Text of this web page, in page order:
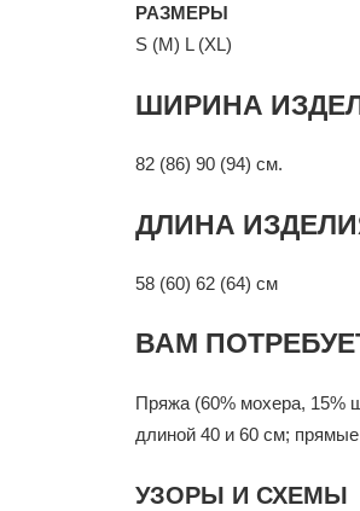
РАЗМЕРЫ
S (M) L (XL)
ШИРИНА
82 (86) 90 (94) см.
ДЛИНА
58 (60) 62 (64) см
ВАМ
Пряжа (60% мохера, 15%
длиной 40 и 60 см;
УЗОРЫ И СХЕМЫ